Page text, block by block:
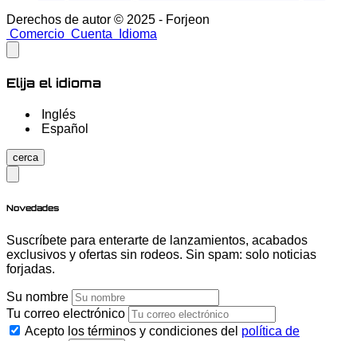
Derechos de autor © 2025 - Forjeon
Comercio Cuenta Idioma
Elija el idioma
Inglés
Español
cerca
Novedades
Suscríbete para enterarte de lanzamientos, acabados
exclusivos y ofertas sin rodeos. Sin spam: solo noticias
forjadas.
Su nombre
Tu correo electrónico
Acepto los términos y condiciones del política de